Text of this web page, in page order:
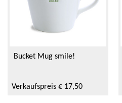
Bucket Mug smile!
Verkaufspreis € 17,50